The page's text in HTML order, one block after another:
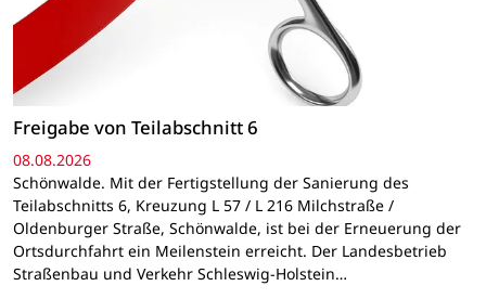
Freigabe von Teilabschnitt 6
08.08.2026
Schönwalde. Mit der Fertigstellung der Sanierung des
Teilabschnitts 6, Kreuzung L 57 / L 216 Milchstraße /
Oldenburger Straße, Schönwalde, ist bei der Erneuerung der
Ortsdurchfahrt ein Meilenstein erreicht. Der Landesbetrieb
Straßenbau und Verkehr Schleswig-Holstein…